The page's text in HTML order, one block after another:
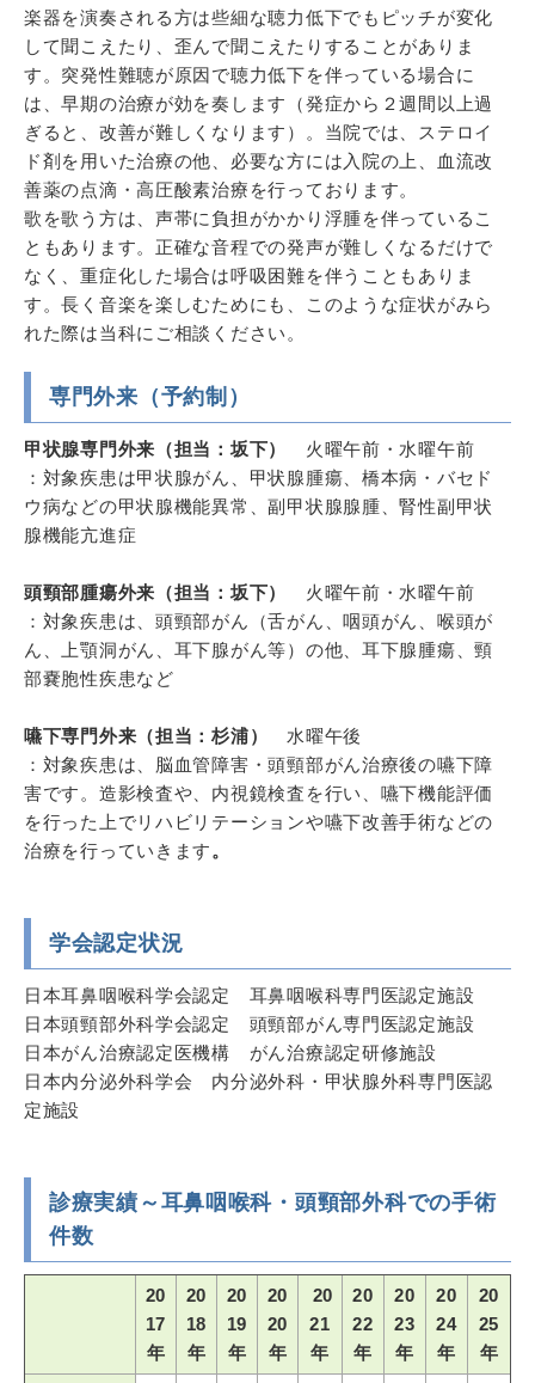
楽器を演奏される方は些細な聴力低下でもピッチが変化
して聞こえたり、歪んで聞こえたりすることがありま
す。突発性難聴が原因で聴力低下を伴っている場合に
は、早期の治療が効を奏します（発症から２週間以上過
ぎると、改善が難しくなります）。当院では、ステロイ
ド剤を用いた治療の他、必要な方には入院の上、血流改
善薬の点滴・高圧酸素治療を行っております。
歌を歌う方は、声帯に負担がかかり浮腫を伴っているこ
ともあります。正確な音程での発声が難しくなるだけで
なく、重症化した場合は呼吸困難を伴うこともありま
す。長く音楽を楽しむためにも、このような症状がみら
れた際は当科にご相談ください。
専門外来（予約制）
甲状腺専門外来（担当：坂下）
火曜午前・水曜午前
：対象疾患は甲状腺がん、甲状腺腫瘍、橋本病・バセド
ウ病などの甲状腺機能異常、副甲状腺腺腫、腎性副甲状
腺機能亢進症
頭頸部腫瘍外来（担当：坂下）
火曜午前・水曜午前
：対象疾患は、頭頸部がん（舌がん、咽頭がん、喉頭が
ん、上顎洞がん、耳下腺がん等）の他、耳下腺腫瘍、頸
部嚢胞性疾患など
嚥下専門外来（担当：杉浦）
水曜午後
：対象疾患は、脳血管障害・頭頸部がん治療後の嚥下障
害です。造影検査や、内視鏡検査を行い、嚥下機能評価
を行った上でリハビリテーションや嚥下改善手術などの
治療を行っていきます。
学会認定状況
日本耳鼻咽喉科学会認定 耳鼻咽喉科専門医認定施設
日本頭頸部外科学会認定 頭頸部がん専門医認定施設
日本がん治療認定医機構 がん治療認定研修施設
日本内分泌外科学会 内分泌外科・甲状腺外科専門医認
定施設
診療実績～耳鼻咽喉科・頭頸部外科での手術
件数
20
17
年
20
18
年
20
19
年
20
20
年
20
21
年
20
22
年
20
23
年
20
24
年
20
25
年